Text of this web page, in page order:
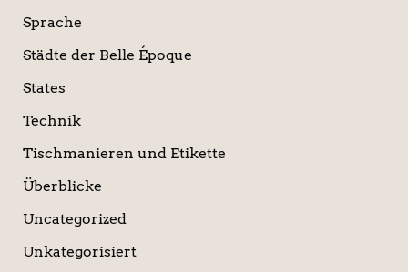
Sprache
Städte der Belle Époque
States
Technik
Tischmanieren und Etikette
Überblicke
Uncategorized
Unkategorisiert